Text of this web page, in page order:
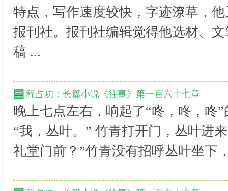
特点，写作速度较快，字迹潦草，
报刊社。报刊社编辑觉得他选材、
稿 ...
程占功：长篇小说《往事》第一百六十七章
晚上七点左右，响起了“咚，咚，咚
“我，丛叶。” 竹青打开门，丛叶进
礼堂门前？”竹青没有招呼丛叶坐下